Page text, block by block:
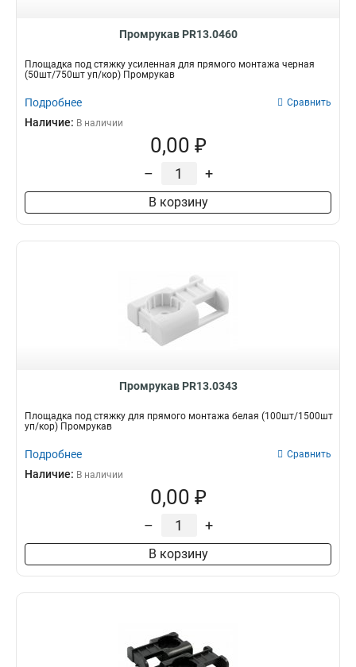
Промрукав PR13.0460
Площадка под стяжку усиленная для прямого монтажа черная
(50шт/750шт уп/кор) Промрукав
Подробнее Сравнить
Наличие: В наличии
0,00 ₽
– +
В корзину
Промрукав PR13.0343
Площадка под стяжку для прямого монтажа белая (100шт/1500шт
уп/кор) Промрукав
Подробнее Сравнить
Наличие: В наличии
0,00 ₽
– +
В корзину